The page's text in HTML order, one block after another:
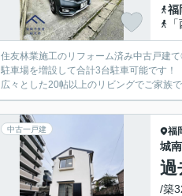
福
住友林業施工のリフォーム済み中古戸建
駐車場を増設して合計3台駐車可能です！
広々とした20帖以上のリビングでご家族
中古一戸建 福
城
過
/築